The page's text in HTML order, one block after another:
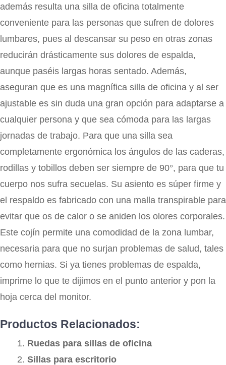
además resulta una silla de oficina totalmente
conveniente para las personas que sufren de dolores
lumbares, pues al descansar su peso en otras zonas
reducirán drásticamente sus dolores de espalda,
aunque paséis largas horas sentado. Además,
aseguran que es una magnífica silla de oficina y al ser
ajustable es sin duda una gran opción para adaptarse a
cualquier persona y que sea cómoda para las largas
jornadas de trabajo. Para que una silla sea
completamente ergonómica los ángulos de las caderas,
rodillas y tobillos deben ser siempre de 90°, para que tu
cuerpo nos sufra secuelas. Su asiento es súper firme y
el respaldo es fabricado con una malla transpirable para
evitar que os de calor o se aniden los olores corporales.
Este cojín permite una comodidad de la zona lumbar,
necesaria para que no surjan problemas de salud, tales
como hernias. Si ya tienes problemas de espalda,
imprime lo que te dijimos en el punto anterior y pon la
hoja cerca del monitor.
Productos Relacionados:
Ruedas para sillas de oficina
Sillas para escritorio